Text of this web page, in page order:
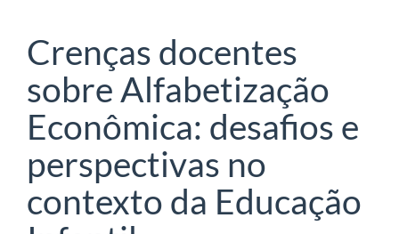
Crenças docentes
sobre Alfabetização
Econômica: desafios e
perspectivas no
contexto da Educação